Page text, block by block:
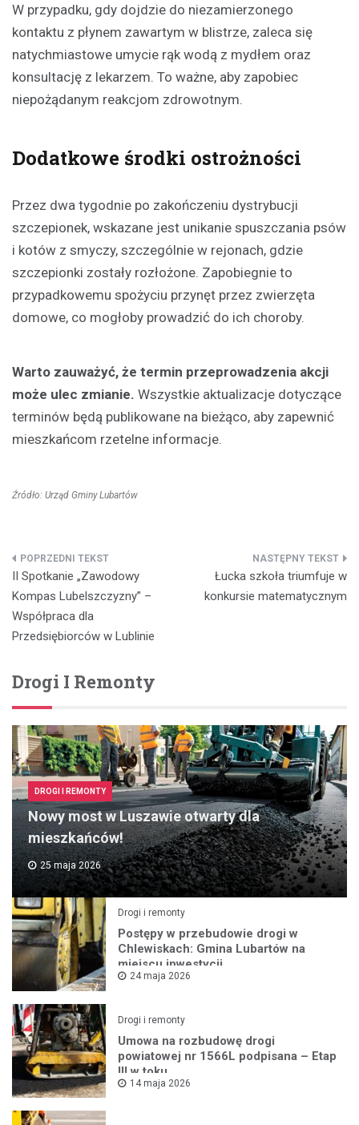
W przypadku, gdy dojdzie do niezamierzonego
kontaktu z płynem zawartym w blistrze, zaleca się
natychmiastowe umycie rąk wodą z mydłem oraz
konsultację z lekarzem. To ważne, aby zapobiec
niepożądanym reakcjom zdrowotnym.
Dodatkowe środki ostrożności
Przez dwa tygodnie po zakończeniu dystrybucji
szczepionek, wskazane jest unikanie spuszczania psów
i kotów z smyczy, szczególnie w rejonach, gdzie
szczepionki zostały rozłożone. Zapobiegnie to
przypadkowemu spożyciu przynęt przez zwierzęta
domowe, co mogłoby prowadzić do ich choroby.
Warto zauważyć, że termin przeprowadzenia akcji
może ulec zmianie. Wszystkie aktualizacje dotyczące
terminów będą publikowane na bieżąco, aby zapewnić
mieszkańcom rzetelne informacje.
Źródło: Urząd Gminy Lubartów
Nawigacja
wpisu
II Spotkanie „Zawodowy
Kompas Lubelszczyzny” –
Współpraca dla
Przedsiębiorców w Lublinie
Łucka szkoła triumfuje w
konkursie matematycznym
Drogi I Remonty
DROGI I REMONTY
Nowy most w Luszawie otwarty dla
mieszkańców!
25 maja 2026
Drogi i remonty
Postępy w przebudowie drogi w
Chlewiskach: Gmina Lubartów na
miejscu inwestycji
24 maja 2026
Drogi i remonty
Umowa na rozbudowę drogi
powiatowej nr 1566L podpisana – Etap
III w toku
14 maja 2026